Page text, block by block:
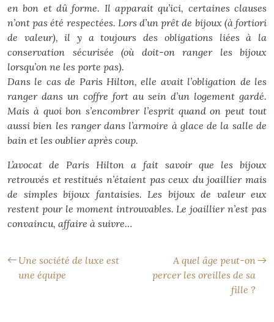
en bon et dû forme. Il apparait qu’ici, certaines clauses
n’ont pas été respectées. Lors d’un prêt de bijoux (à fortiori
de valeur), il y a toujours des obligations liées à la
conservation sécurisée (où doit-on ranger les bijoux
lorsqu’on ne les porte pas).
Dans le cas de Paris Hilton, elle avait l’obligation de les
ranger dans un coffre fort au sein d’un logement gardé.
Mais à quoi bon s’encombrer l’esprit quand on peut tout
aussi bien les ranger dans l’armoire à glace de la salle de
bain et les oublier après coup.
L’avocat de Paris Hilton a fait savoir que les bijoux
retrouvés et restitués n’étaient pas ceux du joaillier mais
de simples bijoux fantaisies. Les bijoux de valeur eux
restent pour le moment introuvables. Le joaillier n’est pas
convaincu, affaire à suivre…
Une société de luxe est
une équipe
A quel âge peut-on
percer les oreilles de sa
fille ?